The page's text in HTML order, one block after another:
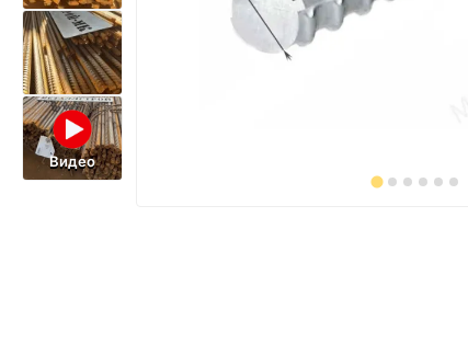
Видео